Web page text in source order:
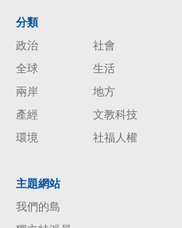
分類
政治
社會
全球
生活
兩岸
地方
產經
文教科技
環境
社福人權
主題網站
我們的島